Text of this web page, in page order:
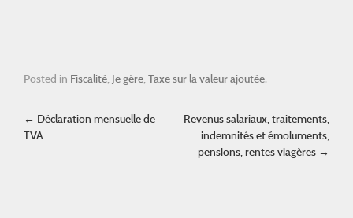
Posted in Fiscalité Je gère Taxe sur la valeur ajoutée.
Post navigation
← Déclaration mensuelle de
TVA
Revenus salariaux, traitements,
indemnités et émoluments,
pensions, rentes viagères →